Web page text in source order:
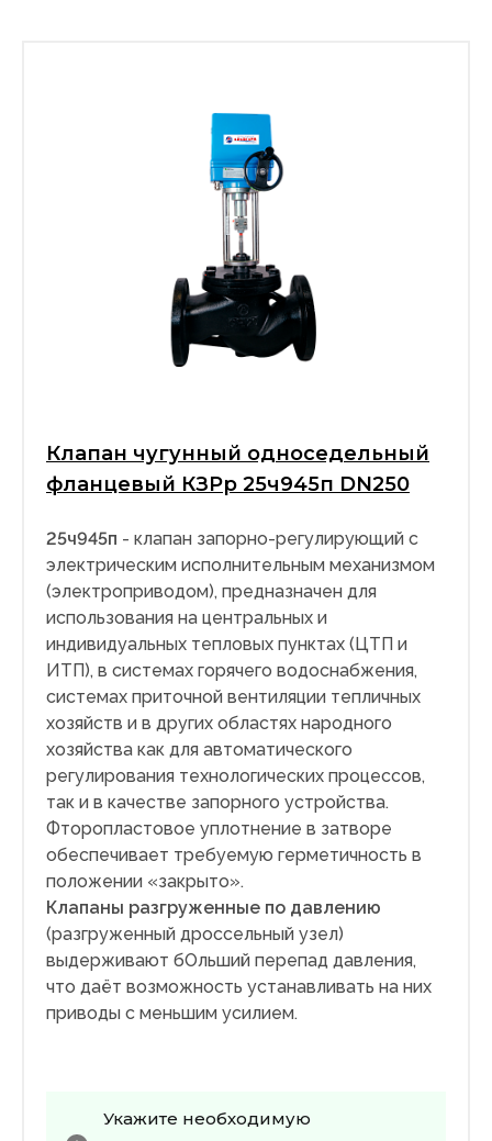
Клапан чугунный односедельный
фланцевый КЗРр 25ч945п DN250
25ч945п - клапан запорно-регулирующий с
электрическим исполнительным механизмом
(электроприводом), предназначен для
использования на центральных и
индивидуальных тепловых пунктах (ЦТП и
ИТП), в системах горячего водоснабжения,
системах приточной вентиляции тепличных
хозяйств и в других областях народного
хозяйства как для автоматического
регулирования технологических процессов,
так и в качестве запорного устройства.
Фторопластовое уплотнение в затворе
обеспечивает требуемую герметичность в
положении «закрыто».
Клапаны разгруженные по давлению
(разгруженный дроссельный узел)
выдерживают бОльший перепад давления,
что даёт возможность устанавливать на них
приводы с меньшим усилием.
Укажите необходимую